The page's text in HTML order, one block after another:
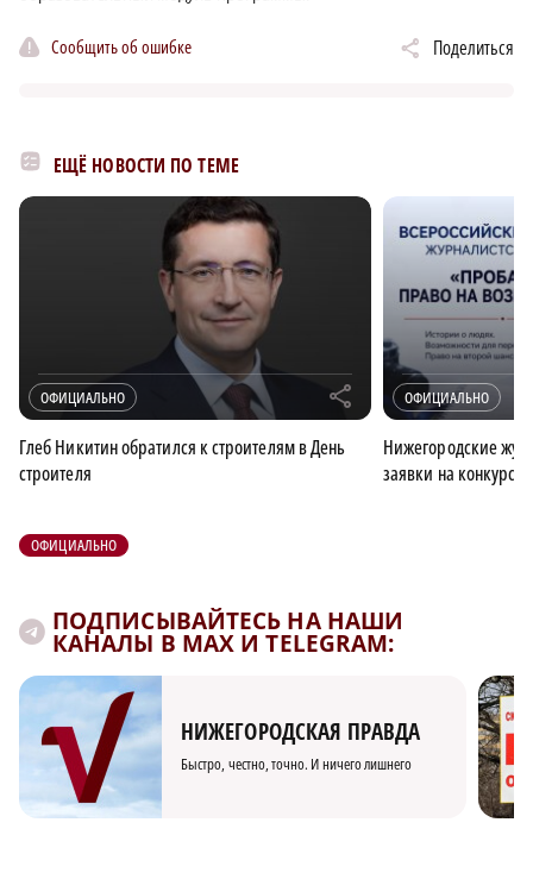
Сообщить об ошибке Поделиться
ЕЩЁ НОВОСТИ ПО ТЕМЕ
ОФИЦИАЛЬНО r
Глеб Никитин обратился к строителям в День
строителя
ОФИЦИАЛЬНО
Нижегородские
заявки на конкурс
ОФИЦИАЛЬНО
ПОДПИСЫВАЙТЕСЬ НА НАШИ
КАНАЛЫ В MAX И TELEGRAM:
НИЖЕГОРОДСКАЯ ПРАВДА
Быстро, честно, точно. И ничего лишнего